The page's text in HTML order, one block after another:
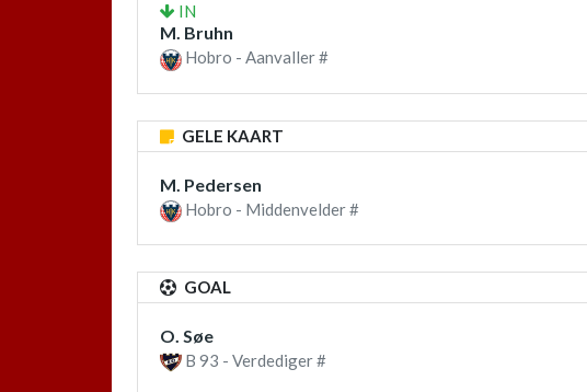
IN
M. Bruhn
Hobro - Aanvaller #
GELE KAART
M. Pedersen
Hobro - Middenvelder #
GOAL
O. Søe
B 93 - Verdediger #